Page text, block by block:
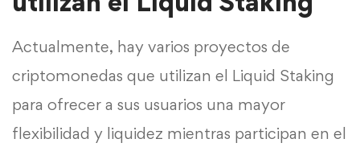
Actualmente, hay varios proyectos de
criptomonedas que utilizan el Liquid Staking
para ofrecer a sus usuarios una mayor
flexibilidad y liquidez mientras participan en el